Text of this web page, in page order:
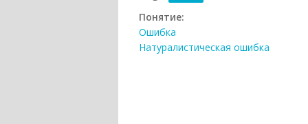
Понятие:
Ошибка
Натуралистическая ошибка